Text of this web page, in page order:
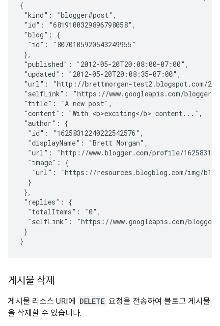
{
"kind": "blogger#post",
"id": "6819100329896798058",
"blog": {
  "id": "8070105920543249955"
},
"published": "2012-05-20T20:08:00-07:00",
"updated": "2012-05-20T20:08:35-07:00",
"url": "http://brettmorgan-test2.blogspot.com/
"selfLink": "https://www.googleapis.com/blogger/v3/
"title": "A new post",
"content": "With <b>exciting</b> content...",
"author": {
  "id": "16258312240222542576",
  "displayName": "Brett Morgan",
"url": "http://www.blogger.com/profile/
  "image": {
"url": "https://resources.blogblog.com/img/
  }
},
"replies": {
  "totalItems": "0",
"selfLink": "https://www.googleapis.com/
}
게시물 삭제
게시물 리소스 URI에 DELETE 요청을 전송하여 블로그 게시물
을 삭제할 수 있습니다.